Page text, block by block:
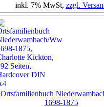
inkl. 7% MwSt, zzgl.
Ortsfamilienbuch
1698-1875